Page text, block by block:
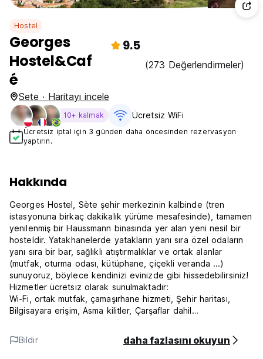
Hostel
Georges
Hostel&Caf
é
9.5
(273 Değerlendirmeler)
Sete · Haritayı incele
10+ kalmak Ücretsiz WiFi
Ücretsiz iptal için 3 günden daha öncesinden rezervasyon
yaptırın.
Hakkında
Georges Hostel, Sète şehir merkezinin kalbinde (tren
istasyonuna birkaç dakikalık yürüme mesafesinde), tamamen
yenilenmiş bir Haussmann binasında yer alan yeni nesil bir
hosteldir. Yatakhanelerde yatakların yanı sıra özel odaların
yanı sıra bir bar, sağlıklı atıştırmalıklar ve ortak alanlar
(mutfak, oturma odası, kütüphane, çiçekli veranda ...)
sunuyoruz, böylece kendinizi evinizde gibi hissedebilirsiniz!
Hizmetler ücretsiz olarak sunulmaktadır:
Wi-Fi, ortak mutfak, çamaşırhane hizmeti, Şehir haritası,
Bilgisayara erişim, Asma kilitler, Çarşaflar dahil
yerli personelimiz var.
Georges Hostel, Güney'in Venedik'i Sète'yi keşfetmek için
Bildir daha fazlasını okuyun